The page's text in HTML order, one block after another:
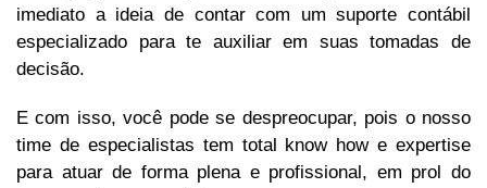
imediato a ideia de contar com um suporte contábil
especializado para te auxiliar em suas tomadas de
decisão.
E com isso, você pode se despreocupar, pois o nosso
time de especialistas tem total know how e expertise
para atuar de forma plena e profissional, em prol do